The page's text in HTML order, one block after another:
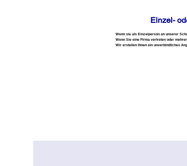
Einzel-
Wenn sie als Einzelperson an unserer
Wenn Sie eine Firma vertreten oder
Wir erstellen Ihnen ein unverbindliches